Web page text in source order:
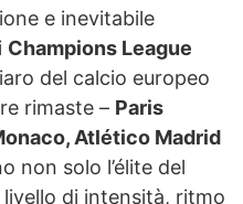
e inevitabile
Champions League
del calcio europeo
rimaste – Paris
Atlético Madrid
non solo l’élite del
di intensità, ritmo